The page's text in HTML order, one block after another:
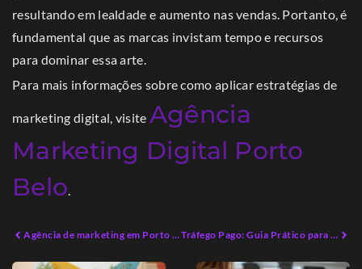
resultando em lealdade e aumento nas vendas. Portanto, é
fundamental que as marcas invistam tempo e recursos
para dominar essa arte.
Para mais informações sobre como aplicar estratégias de
marketing digital, visite Agência
Marketing Digital Porto
Belo.
Agência de marketing em Porto Belo: Transforme Seu Negócio com Estratégias Inovadoras Tráfego Pago: Guia Prático para Iniciantes em 2026